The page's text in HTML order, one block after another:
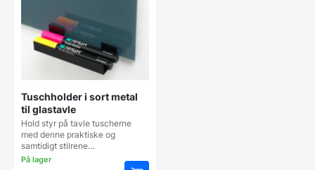
Tuschholder i sort metal
til glastavle
Hold styr på tavle tuscherne
med denne praktiske og
samtidigt stilrene…